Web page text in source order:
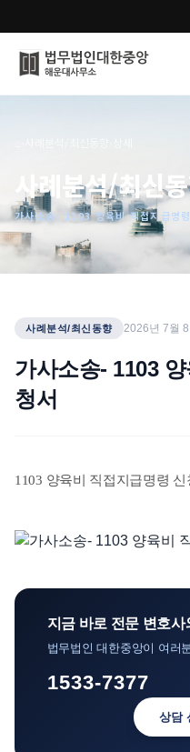
오시는 길
통합검색
업무분야
전체
소식/자료
법률 블로그
뉴스레터/브로슈어
사례분석/최신
가사소송- 1103 양육비 직접지급명
사례분석/최신동향 2026년 7월 8
가사소송- 1103
청서
1103 양육비 직접지급명령 신
지금 바로 전문 변호사
법무법인 대한중앙이 여러
1533-7377
상담